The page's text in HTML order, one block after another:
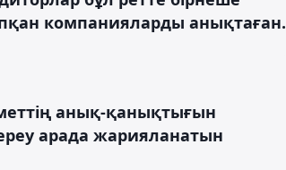
компанияларды анықтаған.
анық-қанықтығын
арада жарияланатын